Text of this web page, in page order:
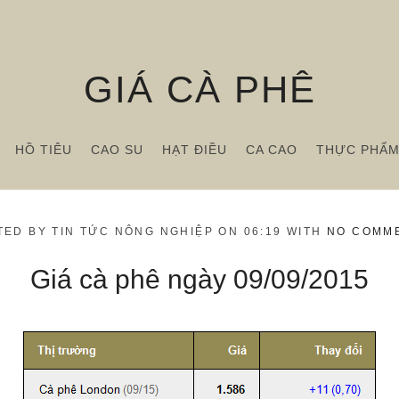
GIÁ CÀ PHÊ
HỒ TIÊU CAO SU HẠT ĐIỀU CA CAO THỰC PHẨM
BY TIN TỨC NÔNG NGHIỆP ON 06:19 WITH NO
Giá cà phê ngày 09/09/2015